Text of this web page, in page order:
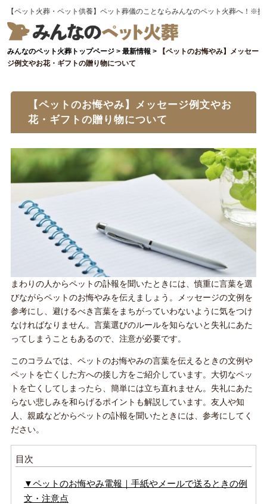
【ペット火葬・ペット供養】ペット葬儀のことならみんなのペット火葬へ！※
みんなのペット火葬トップページ >最新情報 >
【ペットのお悔やみ】メッセー
ジ例文やお花・ギフトの贈り物について
【ペットのお悔やみ】メッセージ例文やお
花・ギフトの贈り物について
まわりの人からペットの訃報を聞いたときには、慎重に言葉を選
びながらペットのお悔やみを伝えましょう。メッセージの文例を
参考にし、避けるべき言葉をまちがっていわないように気をつけ
なければなりません。言葉選びのルールを知らないと失礼にあた
ってしまうこともあるので、注意が必要です。
このコラムでは、ペットのお悔やみの言葉を伝えるときの文例や
ペットを亡くした方への接し方をご紹介しています。大切なペッ
トを亡くしてしまったら、簡単には立ち直れません。失礼にあた
らない悲しみを和らげるポイントも解説しています。友人や知
人、親戚などからペットの訃報を聞いたときには、参考にしてく
ださい。
目次
▼ペットのお悔やみ電報｜手紙やメールで送るときの例
文・注意点